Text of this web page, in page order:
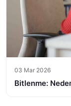
03 Mar 2026
Bitlenme: